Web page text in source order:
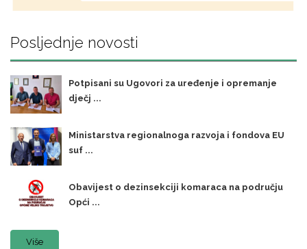
Posljednje novosti
Potpisani su Ugovori za uređenje i opremanje
dječj ...
Ministarstva regionalnoga razvoja i fondova EU
suf ...
Obavijest o dezinsekciji komaraca na području
Opći ...
Više